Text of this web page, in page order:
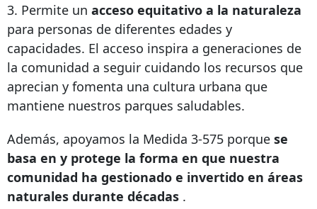
3. Permite un acceso equitativo a la naturaleza
para personas de diferentes edades y
capacidades. El acceso inspira a generaciones de
la comunidad a seguir cuidando los recursos que
aprecian y fomenta una cultura urbana que
mantiene nuestros parques saludables.
Además, apoyamos la Medida 3-575 porque se
basa en y protege la forma en que nuestra
comunidad ha gestionado e invertido en áreas
naturales durante décadas .